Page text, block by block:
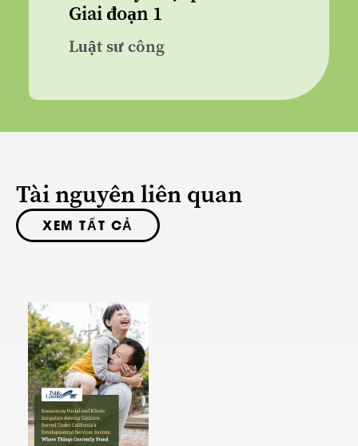
Giai đoạn 1
Luật sư công
Tài nguyên liên quan
XEM TẤT CẢ